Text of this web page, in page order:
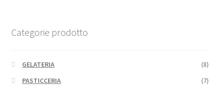
Categorie prodotto
GELATERIA
(8)
PASTICCERIA
(7)